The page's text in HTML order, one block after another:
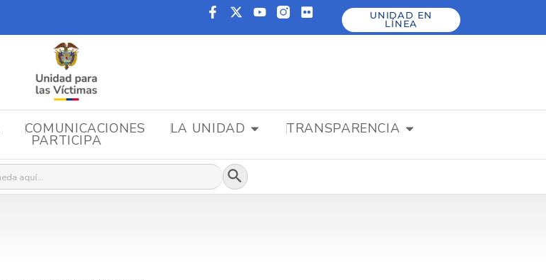
UNIDAD EN
LÍNEA
COMUNICACIONES LA UNIDAD TRANSPARENCIA
PARTICIPA
Botón de búsqueda